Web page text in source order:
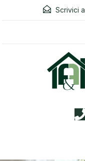
Scrivici